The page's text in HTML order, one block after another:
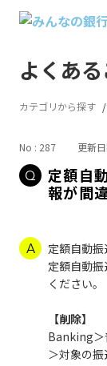
よくあ
カテゴリから探す
No : 287 更新
定額自
報が間
定額自動振
定額自動
ください。
【削除】
Banking＞
＞対象の